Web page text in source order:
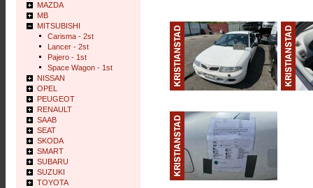
MAZDA
MB
MITSUBISHI
Carisma - 2st
Lancer - 2st
Pajero - 1st
Space Wagon - 1st
NISSAN
OPEL
PEUGEOT
RENAULT
SAAB
SEAT
SKODA
SMART
SUBARU
SUZUKI
TOYOTA